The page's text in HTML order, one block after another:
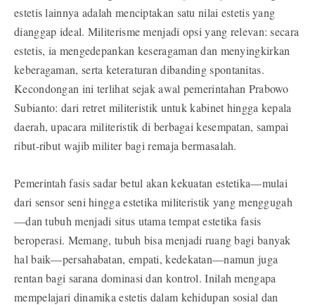
estetis lainnya adalah menciptakan satu nilai estetis yang
dianggap ideal. Militerisme menjadi opsi yang relevan: secara
estetis, ia mengedepankan keseragaman dan menyingkirkan
keberagaman, serta keteraturan dibanding spontanitas.
Kecondongan ini terlihat sejak awal pemerintahan Prabowo
Subianto: dari retret militeristik untuk kabinet hingga kepala
daerah, upacara militeristik di berbagai kesempatan, sampai
ribut-ribut wajib militer bagi remaja bermasalah.
Pemerintah fasis sadar betul akan kekuatan estetika—mulai
dari sensor seni hingga estetika militeristik yang menggugah
—dan tubuh menjadi situs utama tempat estetika fasis
beroperasi. Memang, tubuh bisa menjadi ruang bagi banyak
hal baik—persahabatan, empati, kedekatan—namun juga
rentan bagi sarana dominasi dan kontrol. Inilah mengapa
mempelajari dinamika estetis dalam kehidupan sosial dan